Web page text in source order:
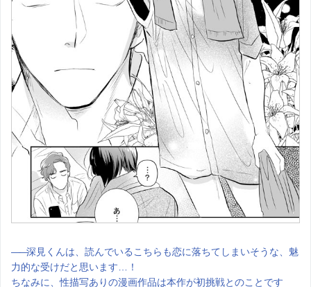
――深見くんは、読んでいるこちらも恋に落ちてしまいそうな、魅
力的な受けだと思います…！
ちなみに、性描写ありの漫画作品は本作が初挑戦とのことです